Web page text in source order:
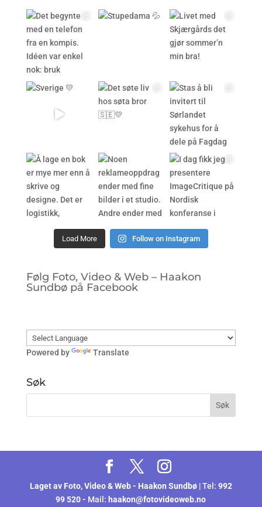
Load More Follow on Instagram
Følg Foto, Video & Web – Haakon
Sundbø på Facebook
Powered by Translate
Søk
Laget av Foto, Video & Web - Haakon Sundbø| Tel: 992
99 520 - Mail: haakon@fotovideoweb.no